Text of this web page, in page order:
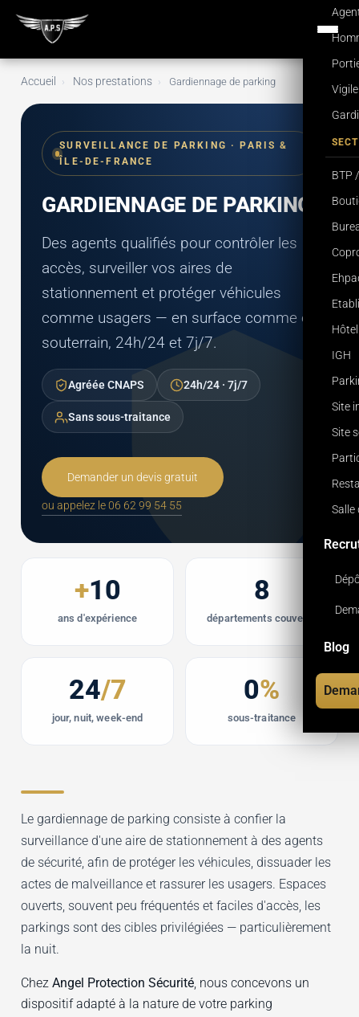
BTP
IGH
Site
Site
Salle
Blog
Accueil › Nos prestations › Gardiennage de parking
SURVEILLANCE DE PARKING · PARIS &
ÎLE-DE-FRANCE
GARDIENNAGE DE PARKING
Des agents qualifiés pour contrôler les
accès, surveiller vos aires de
stationnement et protéger véhicules
comme usagers — en surface comme en
souterrain, 24h/24 et 7j/7.
Agréée CNAPS 24h/24 · 7j/7
Sans sous-traitance
Demander un devis gratuit
ou appelez le 06 62 99 54 55
+10
ans d'expérience
8
départements couverts
24/7
jour, nuit, week-end
0%
sous-traitance
Le gardiennage de parking consiste à confier la
surveillance d'une aire de stationnement à des agents
de sécurité, afin de protéger les véhicules, dissuader les
actes de malveillance et rassurer les usagers. Espaces
ouverts, souvent peu fréquentés et faciles d'accès, les
parkings sont des cibles privilégiées — particulièrement
la nuit.
Chez Angel Protection Sécurité, nous concevons un
dispositif adapté à la nature de votre parking